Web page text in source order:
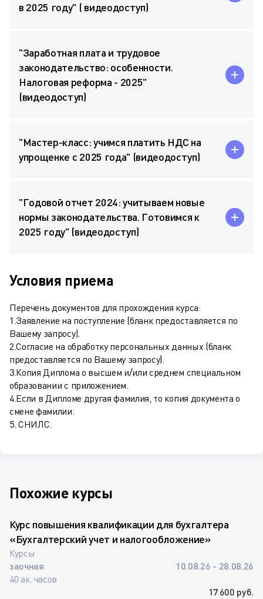
в 2025 году" ( видеодоступ)
"Заработная плата и трудовое
законодательство: особенности.
Налоговая реформа - 2025"
(видеодоступ)
"Мастер-класс: учимся платить НДС на
упрощенке с 2025 года" (видеодоступ)
"Годовой отчет 2024: учитываем новые
нормы законодательства. Готовимся к
2025 году" (видеодоступ)
Условия приема
Перечень документов для прохождения курса:
1.Заявление на поступление (бланк предоставляется по
Вашему запросу).
2.Согласие на обработку персональных данных (бланк
предоставляется по Вашему запросу).
3.Копия Диплома о высшем и/или среднем специальном
образовании с приложением.
4.Если в Дипломе другая фамилия, то копия документа о
смене фамилии.
5. СНИЛС.
Похожие курсы
Курс повышения квалификации для бухгалтера
«Бухгалтерский учет и налогообложение»
Курсы
заочная
40 ак. часов
10.08.26 - 28.08.26
17 600 руб.